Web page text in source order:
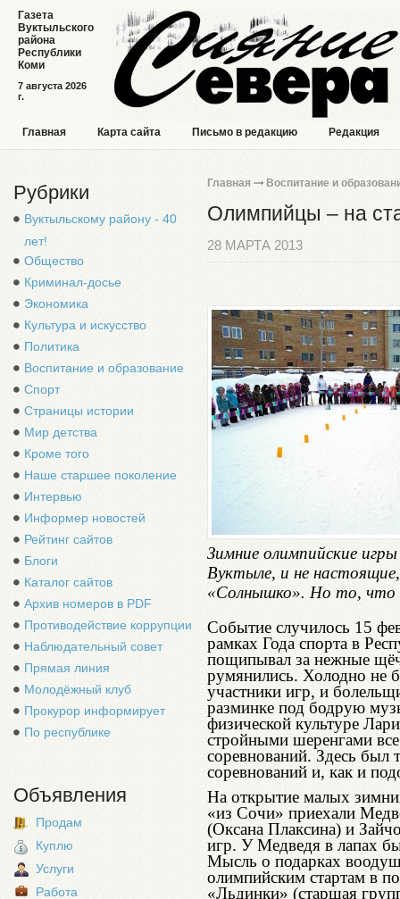
7 августа 2026
г.
Газета
Вуктыльского
района
Республики
Коми
Главная Карта сайта Письмо в редакцию Редакция
Рубрики
Вуктыльскому району - 40
лет!
Общество
Криминал-досье
Экономика
Культура и искусство
Политика
Воспитание и образование
Спорт
Страницы истории
Мир детства
Кроме того
Наше старшее поколение
Интервью
Информер новостей
Рейтинг сайтов
Блоги
Каталог сайтов
Архив номеров в PDF
Противодействие коррупции
Наблюдательный совет
Прямая линия
Молодёжный клуб
Прокурор информирует
По республике
Объявления
Продам
Куплю
Услуги
Работа
Главная Воспитание и
Олимпийцы – на
28 МАРТА 2013
Зимние олимпийские
Вуктыле, и не
«Солнышко». Но то, что
Событие случилось 15
рамках Года спорта в
пощипывал за нежные
румянились. Холодно не
участники игр, и
разминке под бодрую
физической культуре
стройными шеренгами
соревнований. Здесь был
соревнований и, как и
На открытие малых
«из Сочи» приехали
(Оксана Плаксина) и
игр. У Медведя в лапах
Мысль о подарках
олимпийским стартам в
«Льдинки» (старшая